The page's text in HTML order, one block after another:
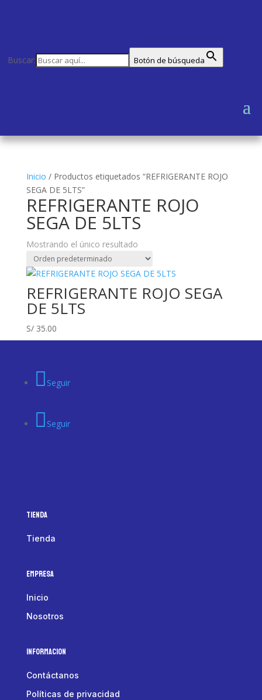
Buscar: Botón de búsqueda
Inicio / Productos etiquetados “REFRIGERANTE ROJO
SEGA DE 5LTS”
REFRIGERANTE ROJO
SEGA DE 5LTS
Mostrando el único resultado
REFRIGERANTE ROJO SEGA
DE 5LTS
S/35.00
Seguir
Seguir
Tienda
Tienda
Empresa
Inicio
Nosotros
Informacion
Contáctanos
Políticas de privacidad